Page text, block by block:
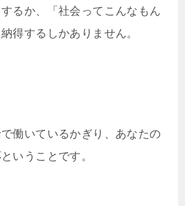
るか、「社会ってこんなもん
得するしかありません。
働いているかぎり、あなたの
いうことです。